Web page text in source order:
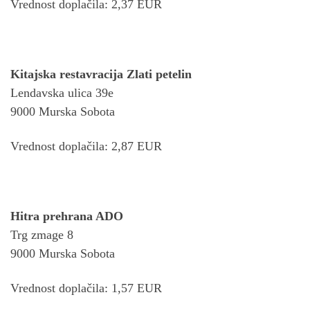
Vrednost doplačila: 2,37 EUR
Kitajska restavracija Zlati petelin
Lendavska ulica 39e
9000 Murska Sobota
Vrednost doplačila: 2,87 EUR
Hitra prehrana ADO
Trg zmage 8
9000 Murska Sobota
Vrednost doplačila: 1,57 EUR